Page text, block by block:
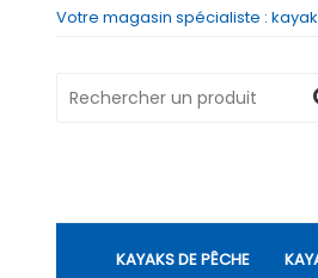
Votre magasin spécialiste :
KAYAKS DE PÊCHE